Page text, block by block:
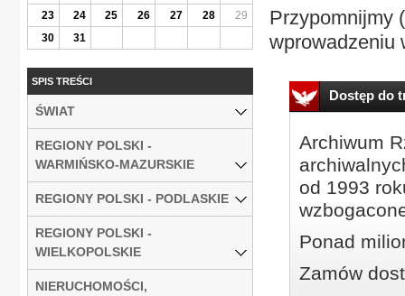
Przypomnijmy
wprowadzeniu
Dostęp do
Archiwum
od 1993
Ponad
Zamów
23
24 25 26 27 28
29
30
31
SPIS TREŚCI
ŚWIAT
REGIONY POLSKI -
WARMIŃSKO-MAZURSKIE
REGIONY POLSKI - PODLASKIE
REGIONY POLSKI -
WIELKOPOLSKIE
NIERUCHOMOŚCI,